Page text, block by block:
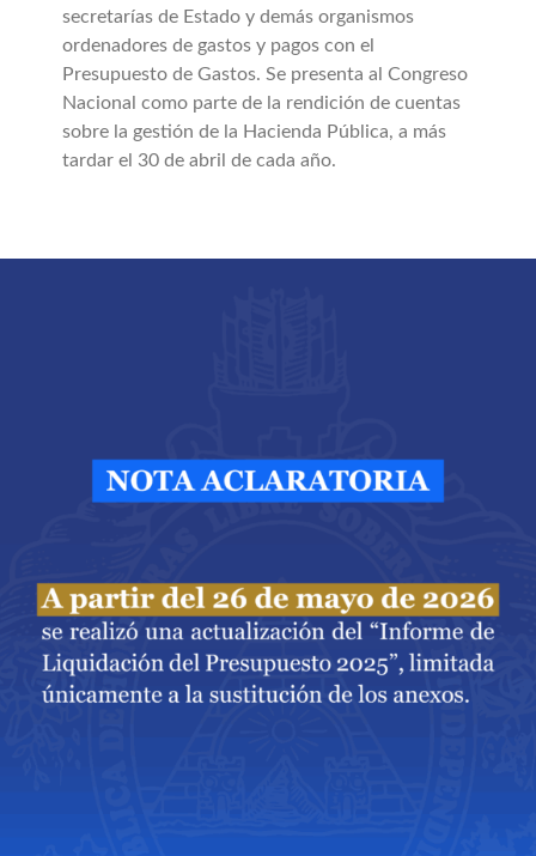
secretarías de Estado y demás organismos
ordenadores de gastos y pagos con el
Presupuesto de Gastos. Se presenta al Congreso
Nacional como parte de la rendición de cuentas
sobre la gestión de la Hacienda Pública, a más
tardar el 30 de abril de cada año.